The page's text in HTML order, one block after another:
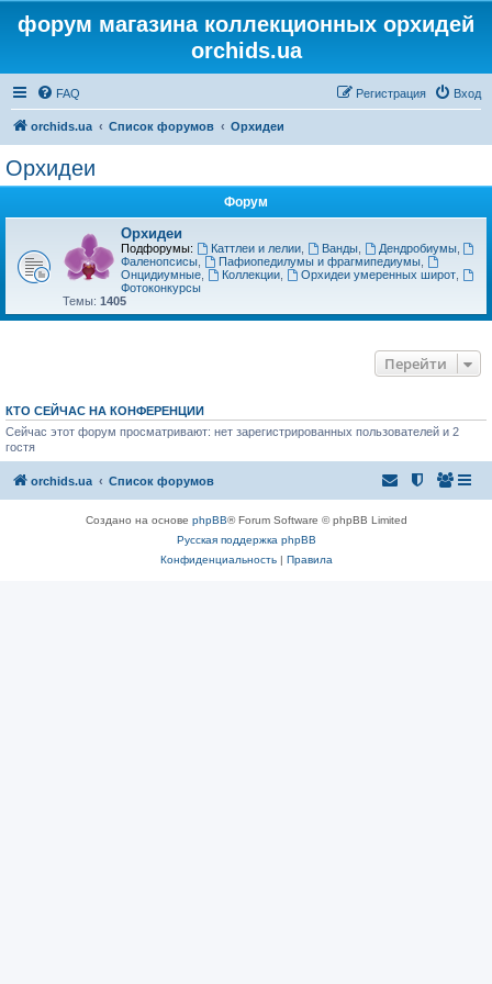
форум магазина коллекционных орхидей
orchids.ua
FAQ Вход
Регистрация
orchids.ua Список форумов Орхидеи
Орхидеи
Форум
Орхидеи
Подфорумы: Каттлеи и лелии, Ванды, Дендробиумы,
Фаленопсисы
Пафиопедилумы и фрагмипедиумы,
Онцидиумные
Коллекции, Орхидеи умеренных широт,
Фотоконкурсы
Темы: 1405
Перейти
КТО СЕЙЧАС НА КОНФЕРЕНЦИИ
Сейчас этот форум просматривают: нет зарегистрированных пользователей и 2
гостя
orchids.ua Список форумов
Создано на основе phpBB® Forum Software © phpBB Limited
Русская поддержка phpBB
Конфиденциальность| Правила